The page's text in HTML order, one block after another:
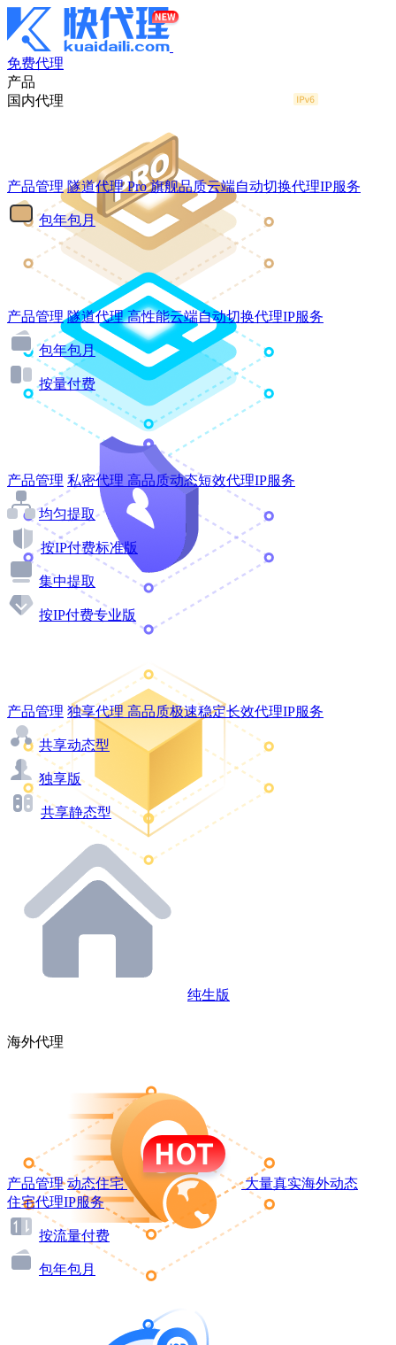
免费代理
产品
国内代理
产品管理 隧道代理Pro 旗舰品质云端自动切换代理IP服务
包年包月
产品管理 隧道代理 高性能云端自动切换代理IP服务
包年包月
按量付费
产品管理 私密代理 高品质动态短效代理IP服务
均匀提取
按IP付费标准版
集中提取
按IP付费专业版
产品管理 独享代理 高品质极速稳定长效代理IP服务
共享动态型
独享版
共享静态型
纯生版
海外代理
产品管理 动态住宅
大量真实海外动态
住宅代理IP服务
按流量付费
包年包月